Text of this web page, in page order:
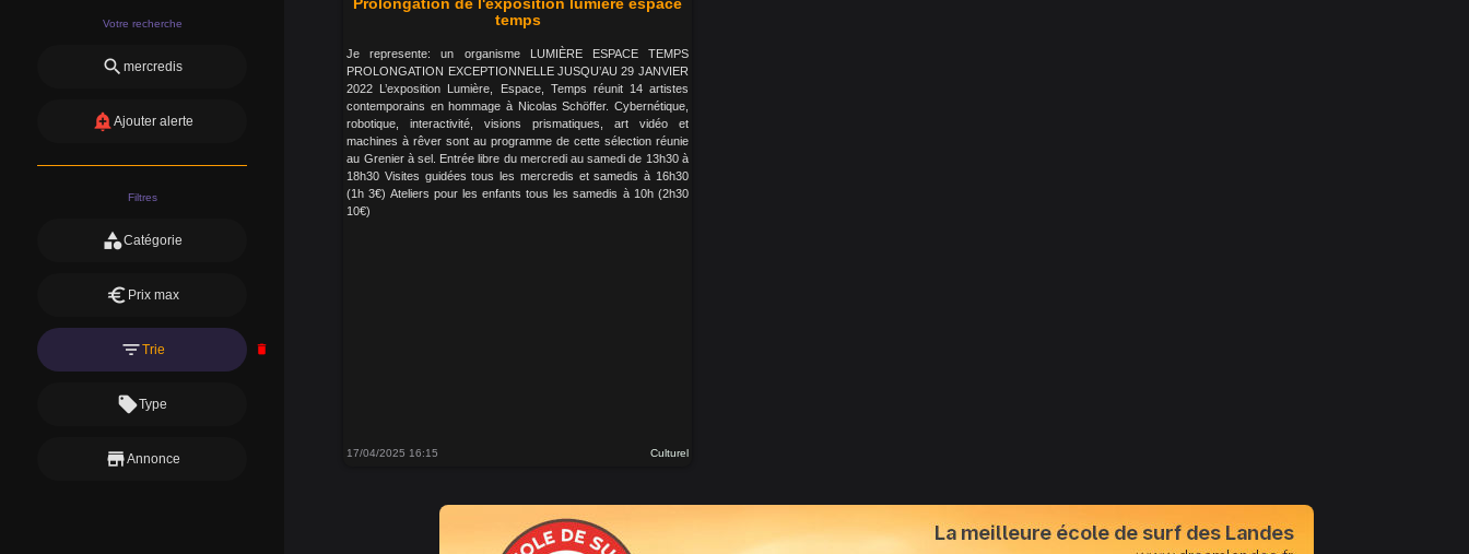
Votre recherche
search mercredis
add_alertAjouter alerte
Filtres
categoryCatégorie
euro Prix max
filter_listTrie delete
local_offerType
storeAnnonce
temps
Je represente: un organisme LUMIÈRE ESPACE TEMPS
PROLONGATION EXCEPTIONNELLE JUSQU’AU 29 JANVIER
2022 L’exposition Lumière, Espace, Temps réunit 14 artistes
contemporains en hommage à Nicolas Schöffer. Cybernétique,
robotique, interactivité, visions prismatiques, art vidéo et
machines à rêver sont au programme de cette sélection réunie
au Grenier à sel. Entrée libre du mercredi au samedi de 13h30 à
18h30 Visites guidées tous les mercredis et samedis à 16h30
(1h 3€) Ateliers pour les enfants tous les samedis à 10h (2h30
10€)
17/04/2025 16:15 Culturel